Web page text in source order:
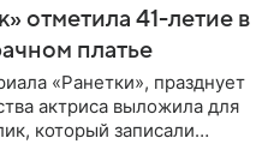
отметила 41-летие в
платье
«Ранетки», празднует
актриса выложила для
который записали